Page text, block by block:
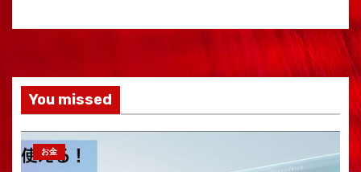
You missed
お金